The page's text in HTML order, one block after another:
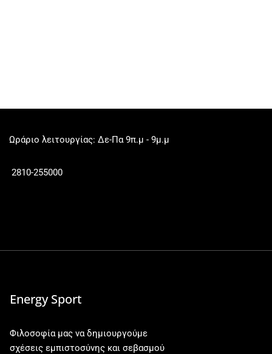
Ωράριο λειτουργίας: Δε-Πα 9π.μ - 9μ.μ
2810-255000
Energy Sport
Φιλοσοφία μας να δημιουργούμε
σχέσεις εμπιστοσύνης και σεβασμού